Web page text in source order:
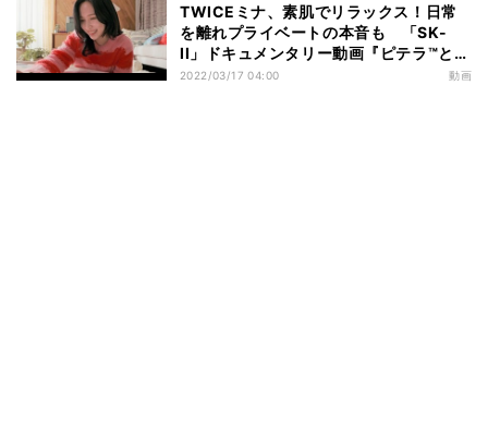
TWICEミナ、素肌でリラックス！日常
を離れプライベートの本音も 「SK-
II」ドキュメンタリー動画『ピテラ™と
私』公開
2022/03/17 04:00 動画